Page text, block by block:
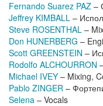
Fernando Suarez PAZ –
Jeffrey KIMBALL –
Steve ROSENTHAL –
Don HUNERBERG –
Scott GREENSTEIN –
Rodolfo ALCHOURRON
Michael IVEY – Mixing,
Pablo ZINGER –
Selena – Vocals